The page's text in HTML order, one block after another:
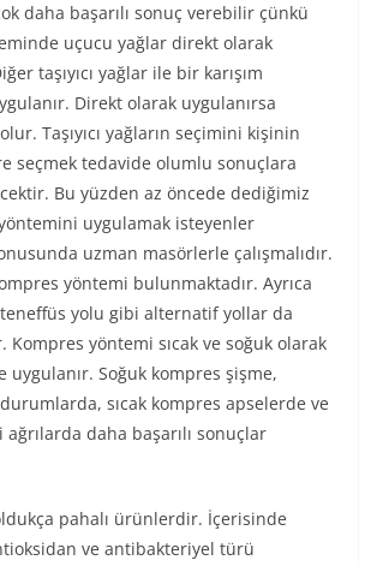
daha başarılı sonuç verebilir çünkü
uçucu yağlar direkt olarak
taşıyıcı yağlar ile bir karışım
Direkt olarak uygulanırsa
Taşıyıcı yağların seçimini kişinin
seçmek tedavide olumlu sonuçlara
Bu yüzden az öncede dediğimiz
uygulamak isteyenler
uzman masörlerle çalışmalıdır.
yöntemi bulunmaktadır. Ayrıca
yolu gibi alternatif yollar da
Kompres yöntemi sıcak ve soğuk olarak
uygulanır. Soğuk kompres şişme,
sıcak kompres apselerde ve
ağrılarda daha başarılı sonuçlar
pahalı ürünlerdir. İçerisinde
ve antibakteriyel türü